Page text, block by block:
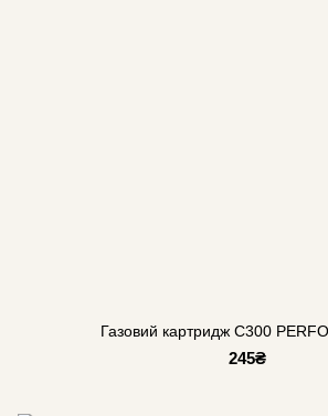
Газовий картридж C300
245₴